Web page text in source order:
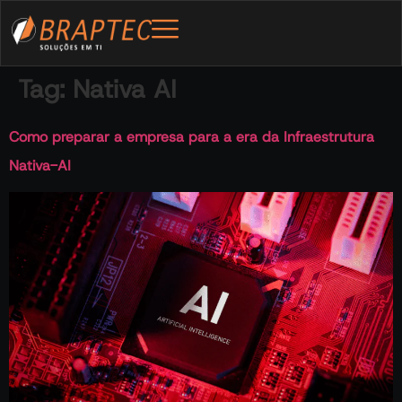
Tag: Nativa AI
Como preparar a empresa para a era da Infraestrutura
Nativa-AI